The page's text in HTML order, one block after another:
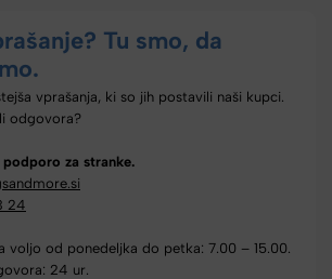
Tu smo, da
vprašanja, ki so jih postavili naši kupci.
odgovora?
za stranke.
24
voljo od ponedeljka do petka: 7.00 – 15.00.
24 ur.